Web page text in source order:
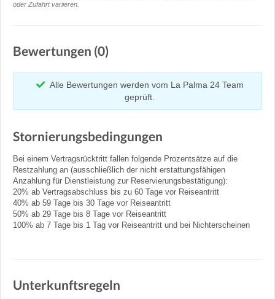
oder Zufahrt variieren.
Bewertungen (0)
Alle Bewertungen werden vom La Palma 24 Team
geprüft.
Stornierungsbedingungen
Bei einem Vertragsrücktritt fallen folgende Prozentsätze auf die
Restzahlung an (ausschließlich der nicht erstattungsfähigen
Anzahlung für Dienstleistung zur Reservierungsbestätigung):
20% ab Vertragsabschluss bis zu 60 Tage vor Reiseantritt
40% ab 59 Tage bis 30 Tage vor Reiseantritt
50% ab 29 Tage bis 8 Tage vor Reiseantritt
100% ab 7 Tage bis 1 Tag vor Reiseantritt und bei Nichterscheinen
Unterkunftsregeln